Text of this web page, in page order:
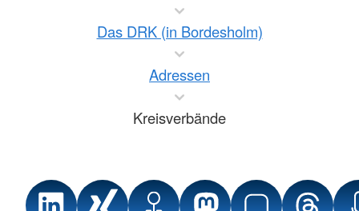
Das DRK (in Bordesholm)
Adressen
Kreisverbände